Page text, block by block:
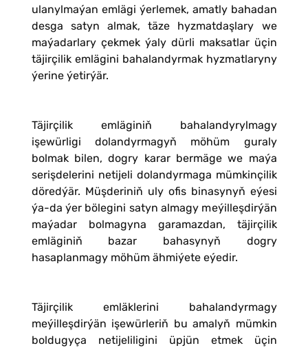
ulanylmaýan emlägi ýerlemek, amatly bahadan
desga satyn almak, täze hyzmatdaşlary we
maýadarlary çekmek ýaly dürli maksatlar üçin
täjirçilik emlägini bahalandyrmak hyzmatlaryny
ýerine ýetirýär.
Täjirçilik emläginiň bahalandyrylmagy
işewürligi dolandyrmagyň möhüm guraly
bolmak bilen, dogry karar bermäge we maýa
serişdelerini netijeli dolandyrmaga mümkinçilik
döredýär. Müşderiniň uly ofis binasynyň eýesi
ýa-da ýer bölegini satyn almagy meýilleşdirýän
maýadar bolmagyna garamazdan, täjirçilik
emläginiň bazar bahasynyň dogry
hasaplanmagy möhüm ähmiýete eýedir.
Täjirçilik emläklerini bahalandyrmagy
meýilleşdirýän işewürleriň bu amalyň mümkin
boldugyça netijeliligini üpjün etmek üçin